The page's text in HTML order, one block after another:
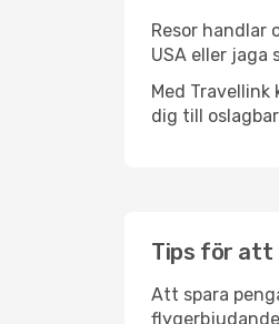
Resor handlar
USA eller jaga
Med
dig till
Tips för att
Att spara